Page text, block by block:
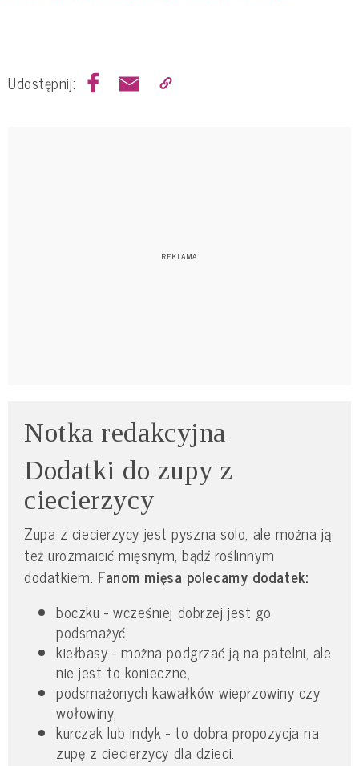
Udostępnij:
Notka redakcyjna
Dodatki do zupy z
ciecierzycy
Zupa z ciecierzycy jest pyszna solo, ale można ją
też urozmaicić mięsnym, bądź roślinnym
dodatkiem. Fanom mięsa polecamy dodatek:
boczku - wcześniej dobrzej jest go
podsmażyć,
kiełbasy - można podgrzać ją na patelni, ale
nie jest to konieczne,
podsmażonych kawałków wieprzowiny czy
wołowiny,
kurczak lub indyk - to dobra propozycja na
zupę z ciecierzycy dla dzieci.